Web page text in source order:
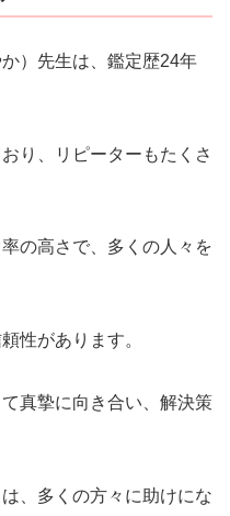
）先生は、鑑定歴24年
り、リピーターもたくさ
の高さで、多くの人々を
性があります。
真摯に向き合い、解決策
、多くの方々に助けにな